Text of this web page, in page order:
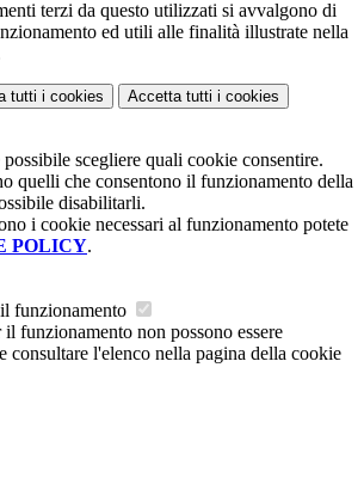
terzi da questo utilizzati si avvalgono di
ed utili alle finalità illustrate nella
tutti i cookies Accetta tutti i cookies
possibile scegliere quali cookie consentire.
quelli che consentono il funzionamento della
disabilitarli.
i cookie necessari al funzionamento potete
POLICY.
funzionamento
funzionamento non possono essere
consultare l'elenco nella pagina della cookie